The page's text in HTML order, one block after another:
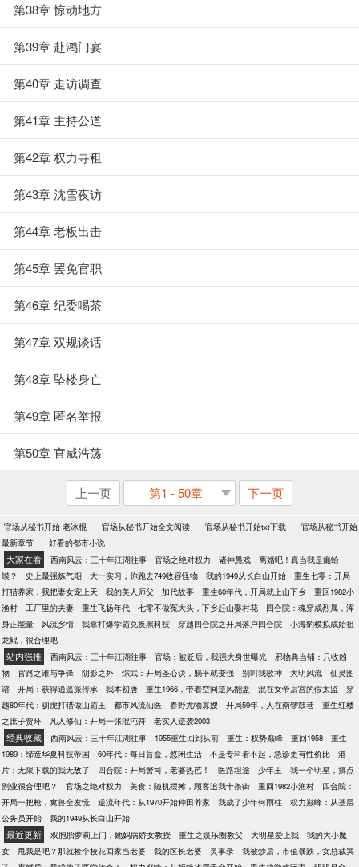
第38章 惊动地方
第39章 赴鸿门宴
第40章 走访调查
第41章 主持公道
第42章 权力寻租
第43章 沈雪夜访
第44章 老板出击
第45章 罢免官职
第46章 纪委喝茶
第47章 双规谈话
第48章 坠楼身亡
第49章 匿名举报
第50章 官威浩荡
上一页 第1 - 50章 下一页
官场从秘书开始 老冰棍 - 官场从秘书开始全文阅读 - 官场从秘书开始txt下载 - 官场从秘书开始
最新章节 - 好看的都市小说
大家在看 西南风云：三十年江湖往事 官场之绝对权力 诸神愚戏
离婚吧！真当我是癞蛤
蟆？
史上最强炼气期 大一实习，你跑去749收容怪物 我的1949从长白山开始
重生七零：开局
打猎养家，我把妻女宠上天
我的美人师父 加代故事 重生60年代，开局就上山下乡
重回1982小
渔村
工厂里的夫妻 重生飞扬年代 七零不做冤大头，下乡赶山娶村花
四合院：魂穿成烈属，浑
身正能量
风流乡情 我靠打爆学霸兑换黑科技 穿越四合院之开局落户四合院
小海豹模拟成始祖
龙鲲，很合理吧
站内强推 西南风云：三十年江湖往事 官场：被贬后，我强大身世曝光
邪物典当铺：只收凶
物
官路之谁与争锋 阴影之外 综武：开局圣心诀，躺平就变强 别叫我歌神 大明风流
仙灵图
谱
开局：获得逍遥派传承 我本初唐 重生1966，带着空间逆风翻盘 混在女帝后宫的假太监
穿
越80年代：驯虎打猎做山霸王
都市风流仙医 春野尤物寡嫂 开局59年，人在南锣鼓巷
重生红楼
之庶子贾环
凡人修仙：开局一张混沌符 老实人逆袭2003
经典收藏 西南风云：三十年江湖往事 1955重生回到从前 重生：权势巅峰 重回1958
重生
1989：缔造华夏科技帝国
60年代：每日盲盒，悠闲生活 不是专科看不起，急诊更有性价比
港
片：无限下载的我无敌了
四合院：开局警司，老婆热芭！ 医路坦途 少年王
我一个明星，搞点
副业很合理吧？
官场之绝对权力 美食：随机摆摊，顾客追我十条街 重回1982小渔村
四合院：
开局一把枪，禽兽全发慌
逆流年代：从1970开始种田养家 我成了少年何雨柱
权力巅峰：从基层
公务员开始
我的1949从长白山开始
最近更新 双胞胎萝莉上门，她妈病娇女教授 重生之娱乐圈教父 大明星爱上我
我的大小魔
女
甩我是吧？那就捡个校花回家当老婆 我的区长老婆 灵事录
我被炒后，市值暴跌，女总裁哭